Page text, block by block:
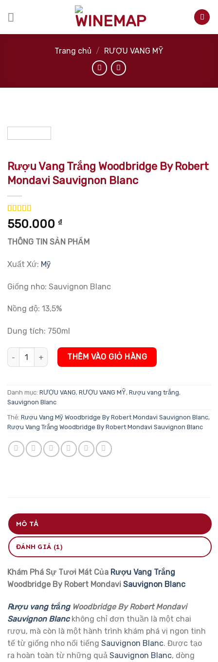
Trang chủ / RƯỢU VANG MỸ
Rượu Vang Trắng Woodbridge By Robert
Mondavi Sauvignon Blanc
5.00trên 5
dựa trên
1
đánh giá
550.000 ₫
THÔNG TIN SẢN PHẨM
Xuất Xứ: Mỹ
Giống nho: Sauvignon Blanc
Nồng độ: 13,5%
Dung tích: 750ml
Rượu Vang Trắng Woodbridge By Robert Mondavi Sauvignon
THÊM VÀO GIỎ HÀNG
Danh mục: RƯỢU VANG, RƯỢU VANG MỸ, Rượu vang trắng,
Sauvignon Blanc
Thẻ: Rượu Vang Mỹ Woodbridge By Robert Mondavi Sauvignon Blanc,
Rượu Vang Trắng Woodbridge By Robert Mondavi Sauvignon Blanc
MÔ TẢ
ĐÁNH GIÁ (1)
Khám Phá Sự Tươi Mát Của Rượu Vang Trắng
Woodbridge By Robert Mondavi Sauvignon Blanc
Rượu vang trắngWoodbridge By Robert Mondavi
Sauvignon Blanckhông chỉ đơn thuần là một chai
rượu, mà còn là một hành trình khám phá vị ngon tinh
tế từ giống nho nổi tiếng Sauvignon Blanc. Được tạo
ra hoàn toàn từ những quả Sauvignon Blanc, dòng